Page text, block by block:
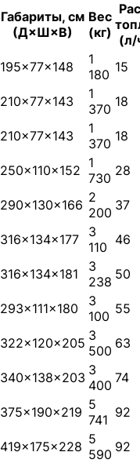
Габариты, см
(Д×Ш×В)
Вес
(кг) (л/
195×77×148
1
180 15
210×77×143
1
370 18
210×77×143
1
370 18
250×110×152 1
730 28
290×130×166 2
200 37
316×134×177
3
110 46
316×134×181
3
238 50
293×111×180
3
100 55
322×120×205 3
500 63
340×138×203 3
400 74
375×190×219 5
741 92
419×175×228 5
590 92